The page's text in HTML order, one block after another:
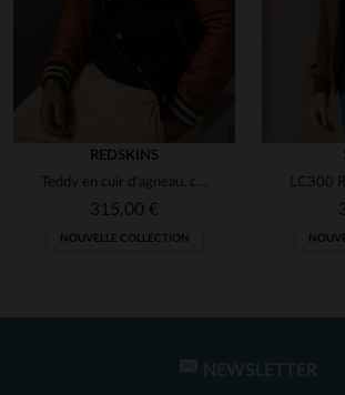
REDSKINS
Teddy en cuir d'agneau, capuche et poches zippées. Style Redskins.
315,00 €
NOUVELLE COLLECTION
NEWSLETTER